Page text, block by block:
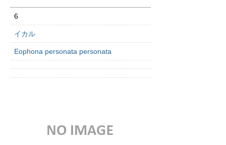
6
イカル
Eophona personata personata